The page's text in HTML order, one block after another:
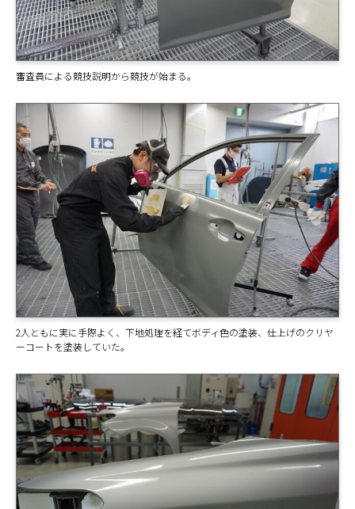
審査員による競技説明から競技が始まる。
2人ともに実に手際よく、下地処理を経てボディ色の塗装、仕上げのクリヤ
ーコートを塗装していた。